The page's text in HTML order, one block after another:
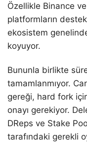
Özellikle Binance
platformların
ekosistem
koyuyor.
Bununla birlikte
tamamlanmıyor.
gereği, hard fork
onayı gerekiyor.
DReps ve Stake
tarafındaki gerekli